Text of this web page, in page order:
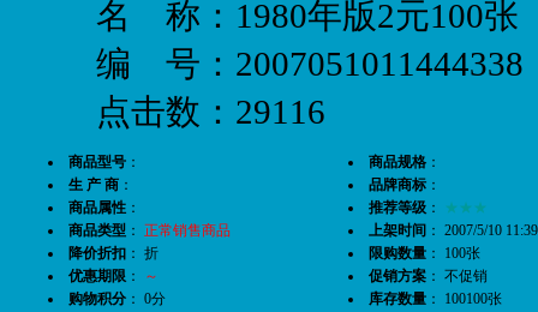
名 称：1980年版2元100张
编 号：2007051011444338
点击数：29116
商品型号 ：
生 产 商 ：
商品属性 ：
商品类型 ： 正常销售商品
降价折扣 ： 折
优惠期限 ：
～
购物积分 ： 0分
商品规格 ：
品牌商标 ：
推荐等级 ：
★★★
上架时间 ： 2007/5/10
限购数量 ： 100张
促销方案 ： 不促销
库存数量 ： 100100张